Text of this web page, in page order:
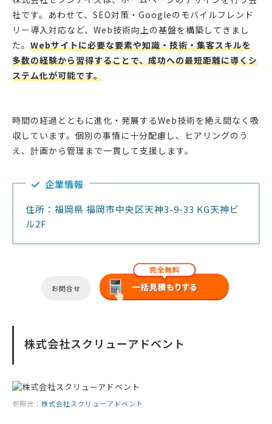
社です。あわせて、SEO対策・Googleのモバイルフレンド
リー導入対応など、Web技術向上の基盤を構築してきまし
た。 Webサイトに必要な要素や知識・技術・集客スキルを
多数の経験から習得することで、成功への最短距離に導くシ
ステム化が可能です。
時間の経過とともに進化・発展するWeb技術を絶え間なく吸
収しています。個別の事情に十分配慮し、ヒアリングのう
え、計画から管理まで一貫して支援します。
企業情報
住所：福岡県 福岡市中央区天神3-9-33 KG天神ビ
ル2F
お問合せ
株式会社スクリューアドベント
参照元： 株式会社スクリューアドベント